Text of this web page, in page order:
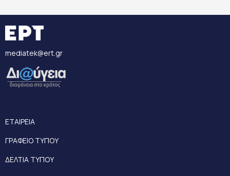
mediatek@ert.gr
ΕΤΑΙΡΕΙΑ
ΓΡΑΦΕΙΟ ΤΥΠΟΥ
ΔΕΛΤΙΑ ΤΥΠΟΥ